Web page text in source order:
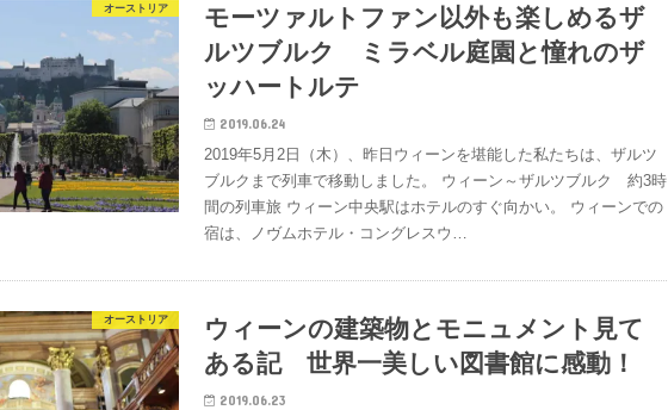
オーストリア
モーツァルトファン以外も楽しめるザ
ルツブルク ミラベル庭園と憧れのザ
ッハートルテ
2019.06.24
2019年5月2日（木）、昨日ウィーンを堪能した私たちは、ザルツ
ブルクまで列車で移動しました。 ウィーン～ザルツブルク 約3時
間の列車旅 ウィーン中央駅はホテルのすぐ向かい。 ウィーンでの
宿は、ノヴムホテル・コングレスウ…
オーストリア
ウィーンの建築物とモニュメント見て
ある記 世界一美しい図書館に感動！
2019.06.23